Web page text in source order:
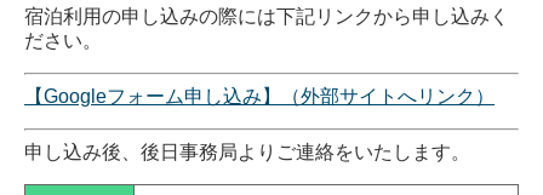
宿泊利用の申し込みの際には下記リンクから申し込みく
ださい。
【Googleフォーム申し込み】（外部サイトへリンク）
申し込み後、後日事務局よりご連絡をいたします。